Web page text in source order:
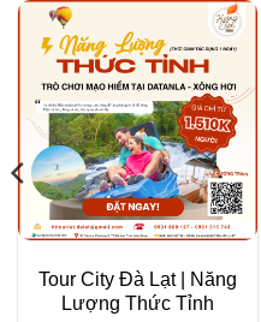
Tour City Đà Lạt | Năng
Lượng Thức Tỉnh